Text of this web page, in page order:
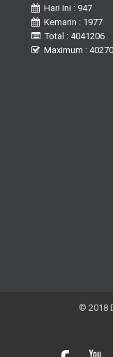
Hari Ini : 947
Kemarin : 1977
Total : 4041206
Maximum : 40270
© 2018